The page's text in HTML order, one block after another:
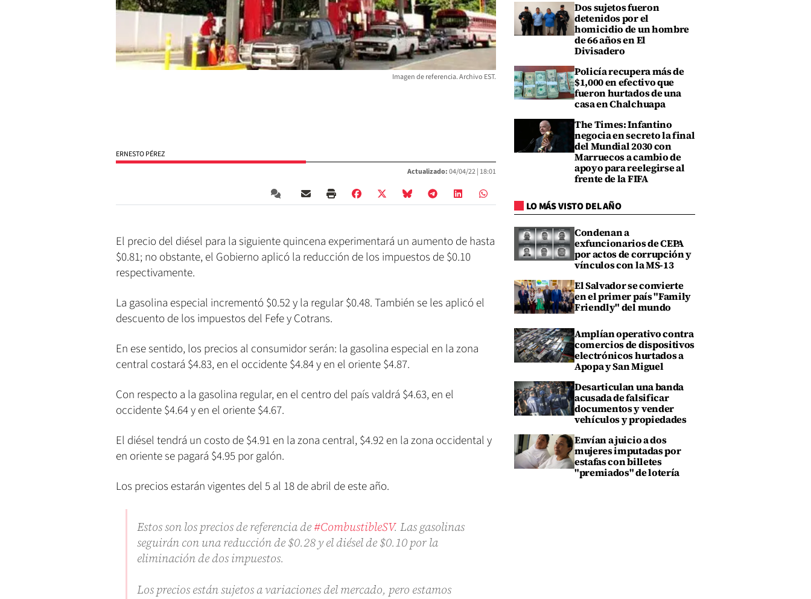
Imagen de referencia. Archivo EST.
ERNESTO PÉREZ
Actualizado:04/04/22 | 18:01
El precio del diésel para la siguiente quincena experimentará un aumento de hasta
$0.81; no obstante, el Gobierno aplicó la reducción de los impuestos de $0.10
respectivamente.
La gasolina especial incrementó $0.52 y la regular $0.48. También se les aplicó el
descuento de los impuestos del Fefe y Cotrans.
En ese sentido, los precios al consumidor serán: la gasolina especial en la zona
central costará $4.83, en el occidente $4.84 y en el oriente $4.87.
Con respecto a la gasolina regular, en el centro del país valdrá $4.63, en el
occidente $4.64 y en el oriente $4.67.
El diésel tendrá un costo de $4.91 en la zona central, $4.92 en la zona occidental y
en oriente se pagará $4.95 por galón.
Los precios estarán vigentes del 5 al 18 de abril de este año.
Estos son los precios de referencia de#CombustibleSV. Las gasolinas
seguirán con una reducción de $0.28 y el diésel de $0.10 por la
eliminación de dos impuestos.
Los precios están sujetos a variaciones del mercado, pero estamos
Dos sujetos fueron
detenidos por el
homicidio de un hombre
de 66 años en El
Divisadero
Policía recupera más de
$1,000 en efectivo que
fueron hurtados de una
casa en Chalchuapa
The Times: Infantino
negocia en secreto la final
del Mundial 2030 con
Marruecos a cambio de
apoyo para reelegirse al
frente de la FIFA
LO MÁS VISTO DEL AÑO
Condenan a
exfuncionarios de CEPA
por actos de corrupción y
vínculos con la MS-13
El Salvador se convierte
en el primer país "Family
Friendly" del mundo
Amplían operativo contra
comercios de dispositivos
electrónicos hurtados a
Apopa y San Miguel
Desarticulan una banda
acusada de falsificar
documentos y vender
vehículos y propiedades
Envían a juicio a dos
mujeres imputadas por
estafas con billetes
"premiados" de lotería